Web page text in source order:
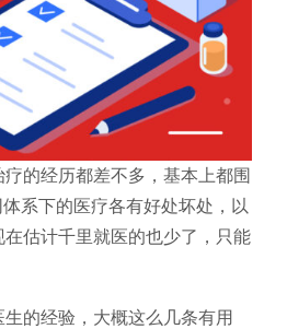
的经历都差不多，基本上都围
系下的医疗各有好处坏处，以
估计千里就医的也少了，只能
的经验，大概这么几条有用